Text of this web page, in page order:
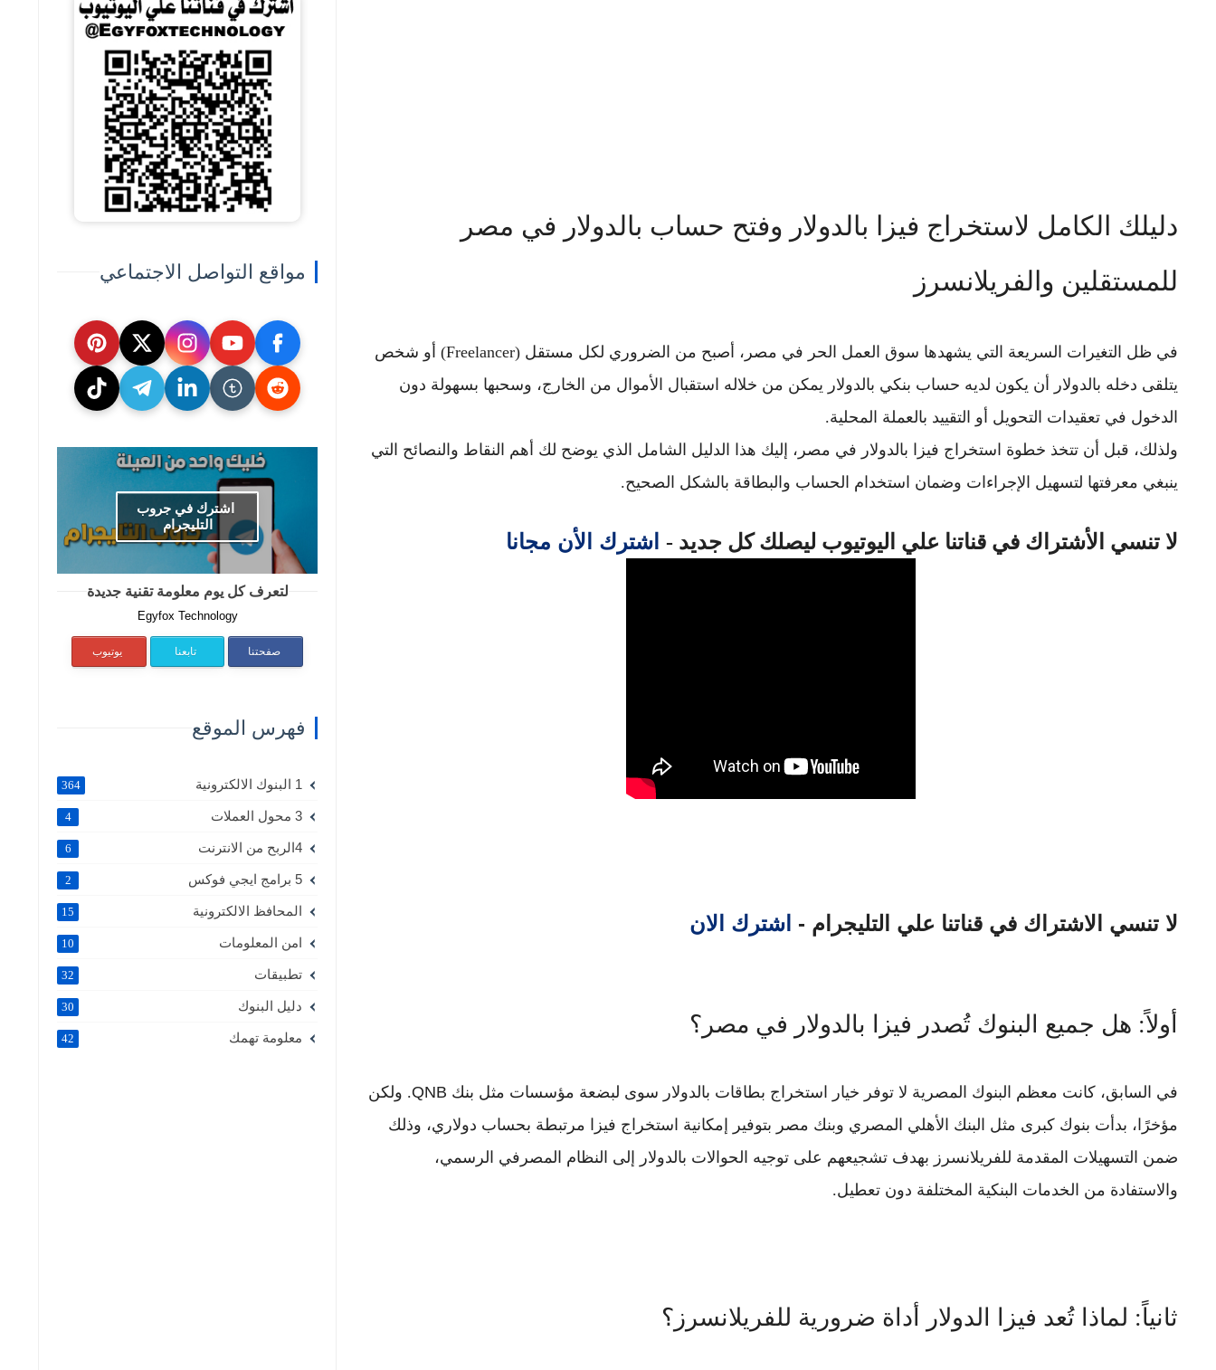
دليلك الكامل لاستخراج فيزا بالدولار وفتح حساب بالدولار في مصر
للمستقلين والفريلانسرز
في ظل التغيرات السريعة التي يشهدها سوق العمل الحر في مصر، أصبح من الضروري لكل مستقل (Freelancer) أو شخص
يتلقى دخله بالدولار أن يكون لديه حساب بنكي بالدولار يمكن من خلاله استقبال الأموال من الخارج، وسحبها بسهولة دون
الدخول في تعقيدات التحويل أو التقييد بالعملة المحلية.
ولذلك، قبل أن تتخذ خطوة استخراج فيزا بالدولار في مصر ، إليك هذا الدليل الشامل الذي يوضح لك أهم النقاط والنصائح التي
ينبغي معرفتها لتسهيل الإجراءات وضمان استخدام الحساب والبطاقة بالشكل الصحيح.
لا تنسي الأشتراك في قناتنا علي اليوتيوب ليصلك كل جديد - اشترك الأن مجانا
لا تنسي الاشتراك في قناتنا علي التليجرام - اشترك الان
أولاً: هل جميع البنوك تُصدر فيزا بالدولار في مصر؟
في السابق، كانت معظم البنوك المصرية لا توفر خيار استخراج بطاقات بالدولار سوى لبضعة مؤسسات مثل بنك QNB
. ولكن
مؤخرًا، بدأت بنوك كبرى مثل البنك الأهلي المصري وبنك مصر بتوفير إمكانية استخراج فيزا مرتبطة بحساب دولاري، وذلك
ضمن التسهيلات المقدمة للفريلانسرز بهدف تشجيعهم على توجيه الحوالات بالدولار إلى النظام المصرفي الرسمي،
والاستفادة من الخدمات البنكية المختلفة دون تعطيل.
ثانياً: لماذا تُعد فيزا الدولار أداة ضرورية للفريلانسرز؟
مواقع التواصل الاجتماعي
اشترك في جروب
التليجرام
لتعرف كل يوم معلومة تقنية جديدة
Egyfox Technology
صفحتنا تابعنا يوتيوب
فهرس الموقع
1 البنوك الالكترونية 364
3 محول العملات 4
4الربح من الانترنت 6
5 برامج ايجي فوكس 2
المحافظ الالكترونية 15
امن المعلومات 10
تطبيقات 32
دليل البنوك 30
معلومة تهمك 42